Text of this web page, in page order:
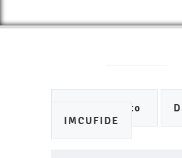
Ayuntamiento
IMCUFIDE